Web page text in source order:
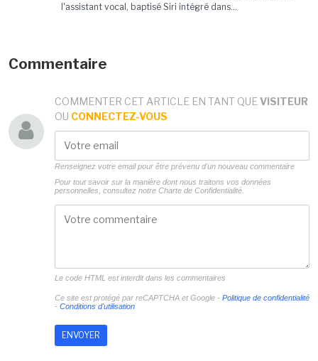
l'assistant vocal, baptisé Siri intégré dans...
Commentaire
COMMENTER CET ARTICLE EN TANT QUE VISITEUR
OU CONNECTEZ-VOUS
Renseignez votre email pour être prévenu d'un nouveau commentaire
Pour tout savoir sur la manière dont nous traitons vos données
personnelles, consultez notre Charte de Confidentialité.
Le code HTML est interdit dans les commentaires
Ce site est protégé par reCAPTCHA et Google - Politique de confidentialité
- Conditions d'utilisation